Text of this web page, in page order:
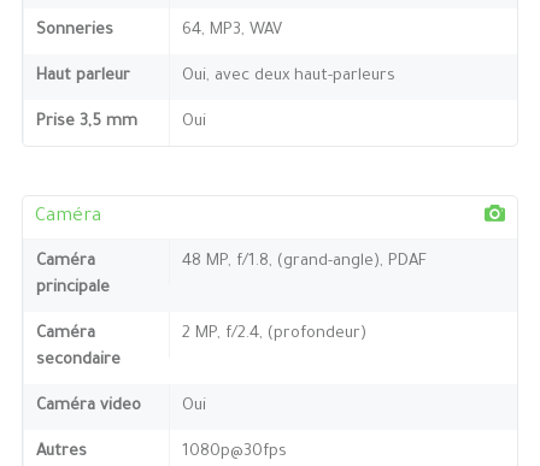
Sonneries 64, MP3, WAV
Haut parleur Oui, avec deux haut-parleurs
Prise 3,5 mm Oui
Caméra
Caméra
principale
48 MP, f/1.8, (grand-angle), PDAF
Caméra
secondaire
2 MP, f/2.4, (profondeur)
Caméra video Oui
Autres 1080p@30fps